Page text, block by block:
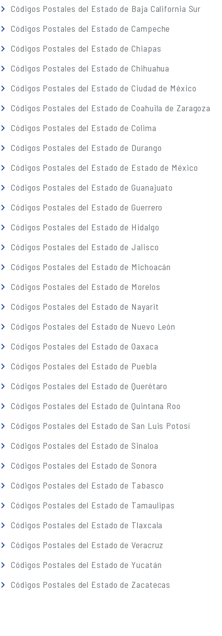
Códigos Postales del Estado de Baja California Sur
Códigos Postales del Estado de Campeche
Códigos Postales del Estado de Chiapas
Códigos Postales del Estado de Chihuahua
Códigos Postales del Estado de Ciudad de México
Códigos Postales del Estado de Coahuila de Zaragoza
Códigos Postales del Estado de Colima
Códigos Postales del Estado de Durango
Códigos Postales del Estado de Estado de México
Códigos Postales del Estado de Guanajuato
Códigos Postales del Estado de Guerrero
Códigos Postales del Estado de Hidalgo
Códigos Postales del Estado de Jalisco
Códigos Postales del Estado de Michoacán
Códigos Postales del Estado de Morelos
Códigos Postales del Estado de Nayarit
Códigos Postales del Estado de Nuevo León
Códigos Postales del Estado de Oaxaca
Códigos Postales del Estado de Puebla
Códigos Postales del Estado de Querétaro
Códigos Postales del Estado de Quintana Roo
Códigos Postales del Estado de San Luis Potosí
Códigos Postales del Estado de Sinaloa
Códigos Postales del Estado de Sonora
Códigos Postales del Estado de Tabasco
Códigos Postales del Estado de Tamaulipas
Códigos Postales del Estado de Tlaxcala
Códigos Postales del Estado de Veracruz
Códigos Postales del Estado de Yucatán
Códigos Postales del Estado de Zacatecas